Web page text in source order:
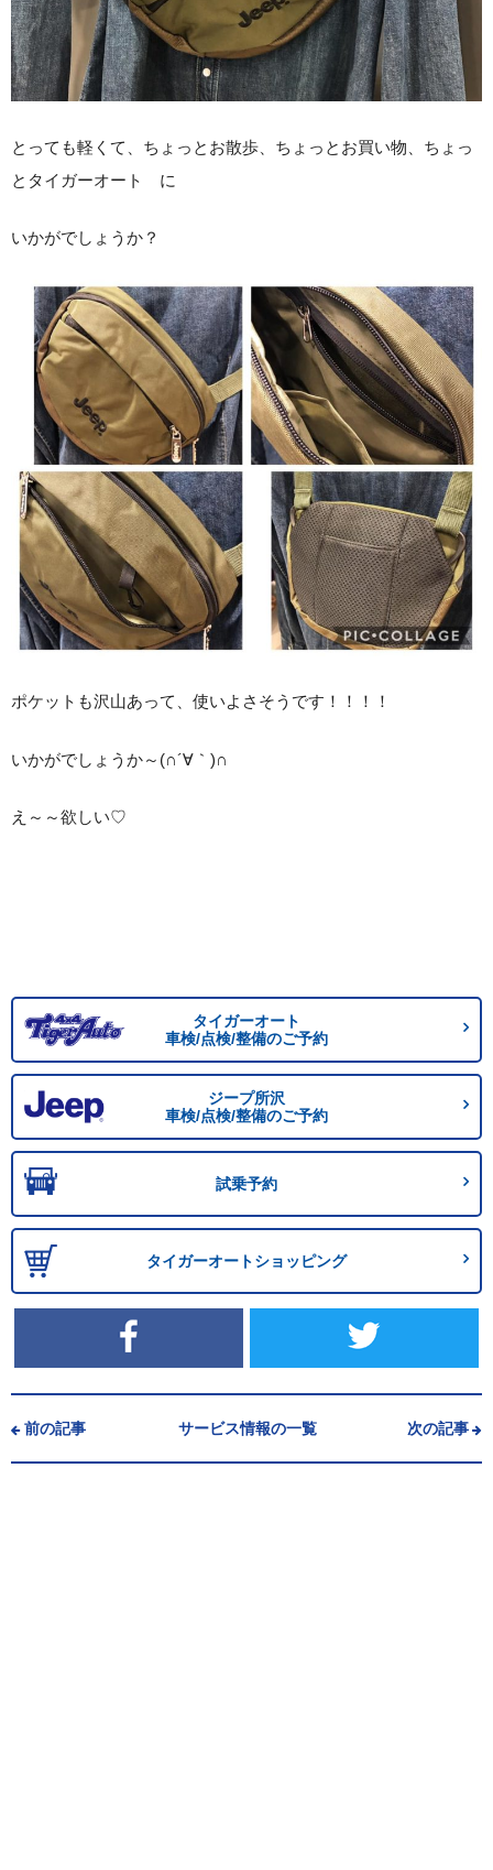
とっても軽くて、ちょっとお散歩、ちょっとお買い物、ちょっ
とタイガーオート に
いかがでしょうか？
ポケットも沢山あって、使いよさそうです！！！！
いかがでしょうか～(∩´∀｀)∩
え～～欲しい♡
タイガーオート
車検/点検/整備のご予約
ジープ所沢
車検/点検/整備のご予約
試乗予約
タイガーオートショッピング
前の記事 サービス情報の一覧 次の記事